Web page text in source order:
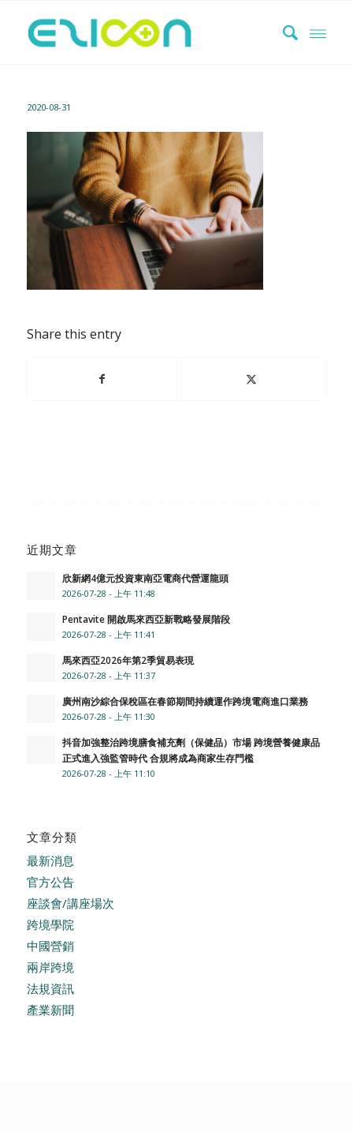
2020-08-31
Share this entry
近期文章
欣新網4億元投資東南亞電商代營運龍頭
2026-07-28 - 上午 11:48
Pentavite 開啟馬來西亞新戰略發展階段
2026-07-28 - 上午 11:41
馬來西亞2026年第2季貿易表現
2026-07-28 - 上午 11:37
廣州南沙綜合保稅區在春節期間持續運作跨境電商進口業務
2026-07-28 - 上午 11:30
抖音加強整治跨境膳食補充劑（保健品）市場 跨境營養健康品
正式進入強監管時代 合規將成為商家生存門檻
2026-07-28 - 上午 11:10
文章分類
最新消息
官方公告
座談會/講座場次
跨境學院
中國營銷
兩岸跨境
法規資訊
產業新聞